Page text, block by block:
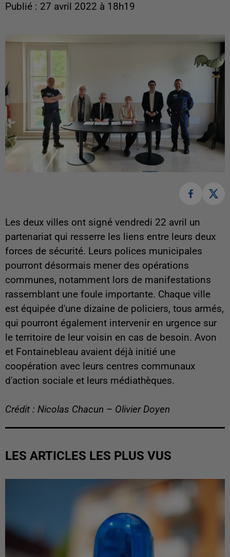
Publié : 27 avril 2022 à 18h19
Les deux villes ont signé vendredi 22 avril un
partenariat qui resserre les liens entre leurs deux
forces de sécurité. Leurs polices municipales
pourront désormais mener des opérations
communes, notamment lors de manifestations
rassemblant une foule importante. Chaque ville
est équipée d'une dizaine de policiers, tous armés,
qui pourront également intervenir en urgence sur
le territoire de leur voisin en cas de besoin. Avon
et Fontainebleau avaient déjà initié une
coopération avec leurs centres communaux
d'action sociale et leurs médiathèques.
Crédit : Nicolas Chacun – Olivier Doyen
LES ARTICLES LES PLUS VUS